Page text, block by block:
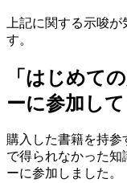
上記に関する示唆
す。
「はじめて
ーに参加して
購入した書籍を持参
で得られなかった
ーに参加しました。